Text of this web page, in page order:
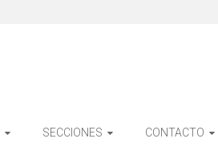
SECCIONES CONTACTO